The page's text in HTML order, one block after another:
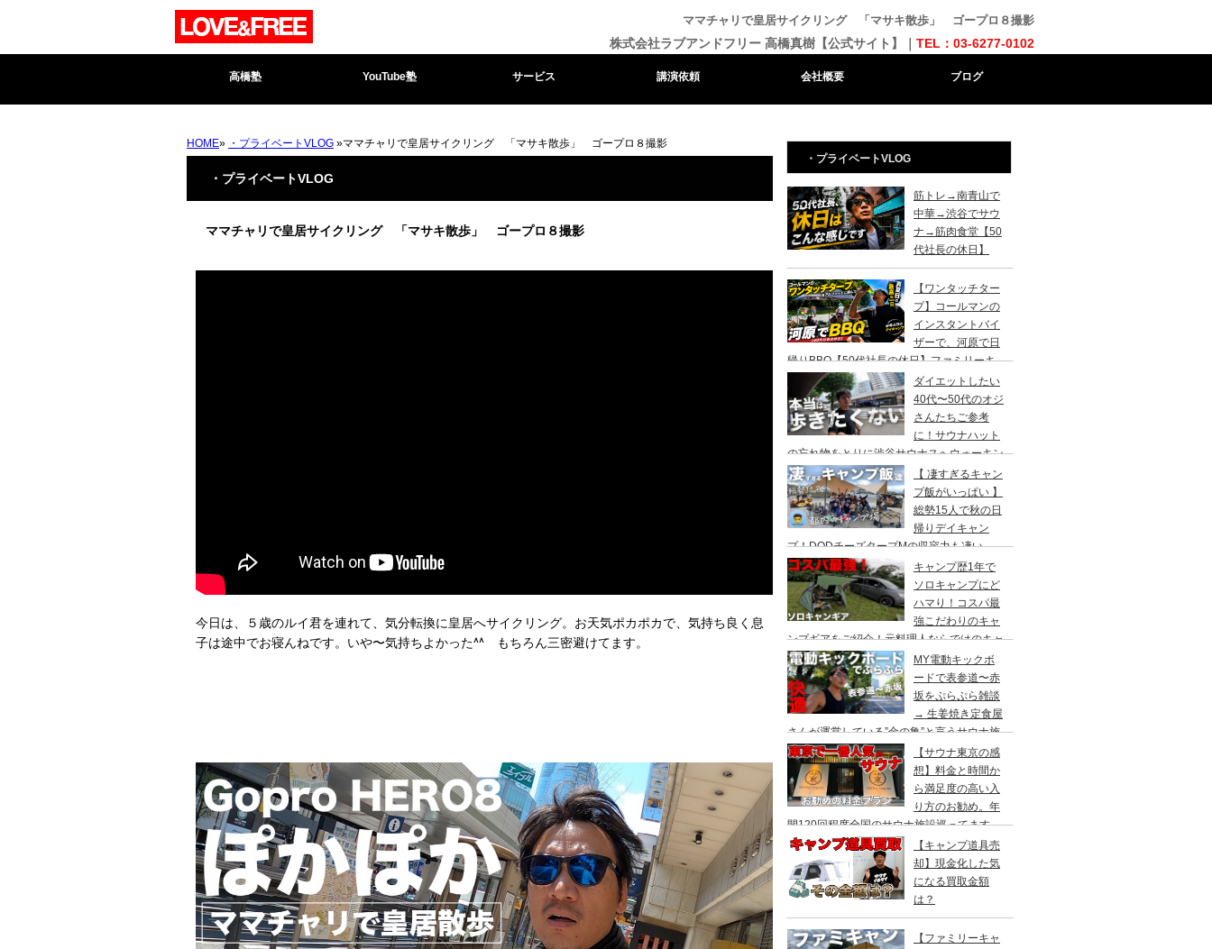
ママチャリで皇居サイクリング 「マサキ散歩」 ゴープロ８撮影
株式会社ラブアンドフリー 高橋真樹【公式サイト】｜ TEL：03-6277-0102
高橋塾 YouTube塾 サービス 講演依頼 会社概要 ブログ
HOME» ・プライベートVLOG »ママチャリで皇居サイクリング 「マサキ散歩」 ゴープロ８撮影
・プライベートVLOG
ママチャリで皇居サイクリング 「マサキ散歩」 ゴープロ８撮影
今日は、５歳のルイ君を連れて、気分転換に皇居へサイクリング。お天気ポカポカで、気持ち良く息
子は途中でお寝んねです。いや〜気持ちよかった^^　もちろん三密避けてます。
・プライベートVLOG
筋トレ→南青山で
中華→渋谷でサウ
ナ→筋肉食堂【50
代社長の休日】
【ワンタッチター
プ】コールマンの
インスタントバイ
ザーで、河原で日
帰りBBQ【50代社長の休日】ファミリーキ
ャンプ初心者さんは、まずこのスタイルでデ
イキャンプがおすすめです。
ダイエットしたい
40代〜50代のオジ
さんたちご参考
に！サウナハット
の忘れ物をとりに渋谷サウナスへウォーキン
グ→ ランチはカレー食べに六本木のCoCo壱
番屋へ
【 凄すぎるキャン
プ飯がいっぱい 】
総勢15人で秋の日
帰りデイキャン
プ！DODチーズタープMの収容力も凄い。
都内のキャンプ場”秋川橋河川公園バーベキ
ューランド”
キャンプ歴1年で
ソロキャンプにど
ハマり！コスパ最
強こだわりのキャ
ンプギアをご紹介！元料理人ならではのキャ
ンプ飯も堪能。今回は、千葉県一番星キャン
プ場で雨キャンプでソログルキャンプ。
MY電動キックボ
ードで表参道〜赤
坂をぷらぷら雑談
→ 生姜焼き定食屋
さんが運営している”金の亀”と言うサウナ施
設へ行ってきました。
【サウナ東京の感
想】料金と時間か
ら満足度の高い入
り方のお勧め。年
間120回程度全国のサウナ施設巡ってます。
【キャンプ道具売
却】現金化した気
になる買取金額
は？
【ファミリーキャ